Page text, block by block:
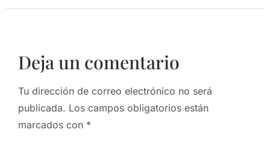
Deja un comentario
Tu dirección de correo electrónico no será
publicada. Los campos obligatorios están
marcados con *